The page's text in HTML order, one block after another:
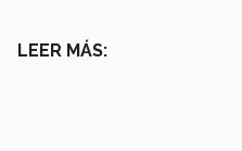
LEER MÁS: